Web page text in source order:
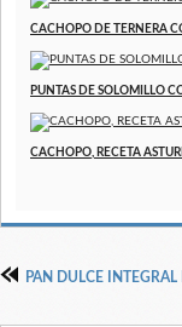
CACHOPO DE TERNERA
PUNTAS DE SOLOMILLO
CACHOPO, RECETA
PAN DULCE